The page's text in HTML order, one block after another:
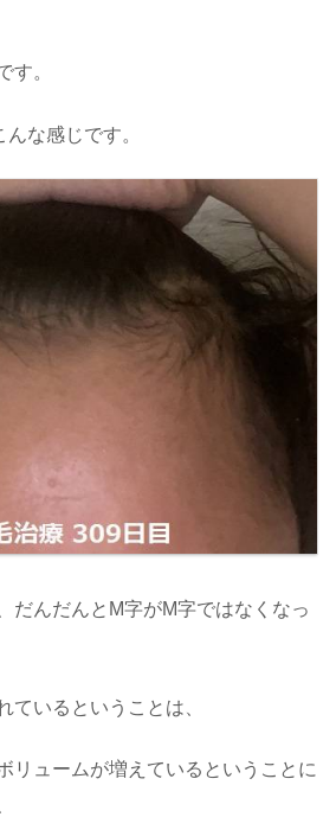
す。
な感じです。
だんだんとM字がM字ではなくなっ
ているということは、
リュームが増えているということに